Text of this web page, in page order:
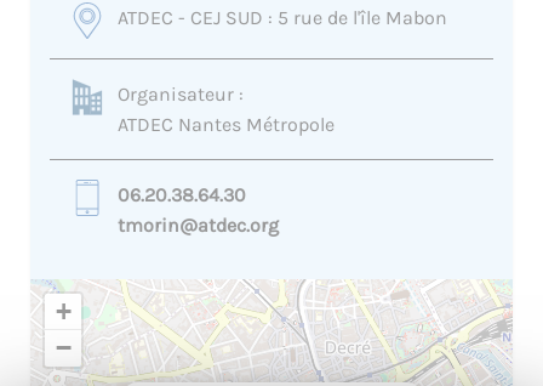
ATDEC - CEJ SUD : 5 rue de l'île Mabon
Organisateur :
ATDEC Nantes Métropole
06.20.38.64.30
tmorin@atdec.org
+
−